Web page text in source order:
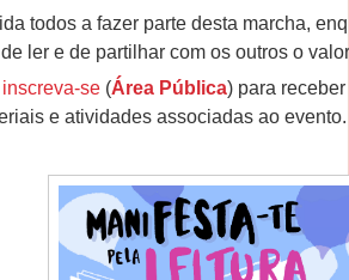
todos a fazer parte desta marcha,
ler e de partilhar com os outros o
inscreva-se (Área Pública) para
e atividades associadas ao evento.